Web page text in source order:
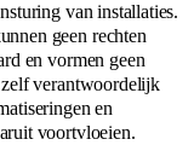
van installaties.
geen rechten
en vormen geen
verantwoordelijk
en
voortvloeien.